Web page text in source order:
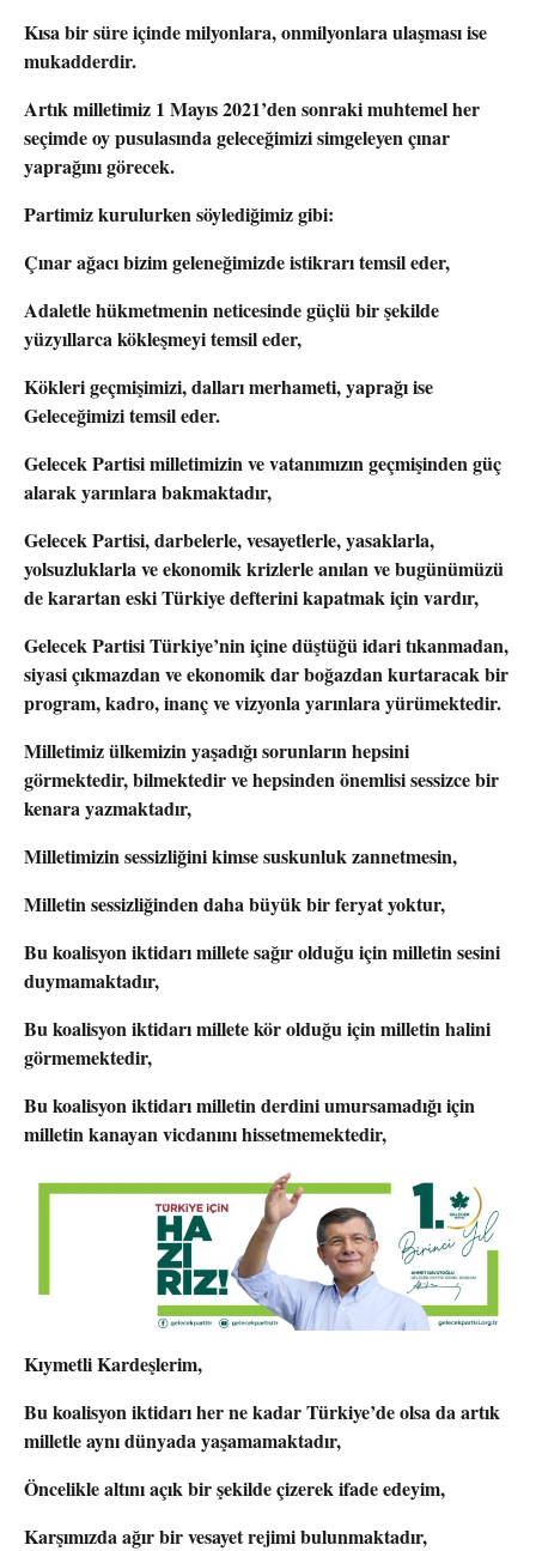
Kısa bir süre içinde milyonlara, onmilyonlara ulaşması ise
mukadderdir.
Artık milletimiz 1 Mayıs 2021’den sonraki muhtemel her
seçimde oy pusulasında geleceğimizi simgeleyen çınar
yaprağını görecek.
Partimiz kurulurken söylediğimiz gibi:
Çınar ağacı bizim geleneğimizde istikrarı temsil eder,
Adaletle hükmetmenin neticesinde güçlü bir şekilde
yüzyıllarca kökleşmeyi temsil eder,
Kökleri geçmişimizi, dalları merhameti, yaprağı ise
Geleceğimizi temsil eder.
Gelecek Partisi milletimizin ve vatanımızın geçmişinden güç
alarak yarınlara bakmaktadır,
Gelecek Partisi, darbelerle, vesayetlerle, yasaklarla,
yolsuzluklarla ve ekonomik krizlerle anılan ve bugünümüzü
de karartan eski Türkiye defterini kapatmak için vardır,
Gelecek Partisi Türkiye’nin içine düştüğü idari tıkanmadan,
siyasi çıkmazdan ve ekonomik dar boğazdan kurtaracak bir
program, kadro, inanç ve vizyonla yarınlara yürümektedir.
Milletimiz ülkemizin yaşadığı sorunların hepsini
görmektedir, bilmektedir ve hepsinden önemlisi sessizce bir
kenara yazmaktadır,
Milletimizin sessizliğini kimse suskunluk zannetmesin,
Milletin sessizliğinden daha büyük bir feryat yoktur,
Bu koalisyon iktidarı millete sağır olduğu için milletin sesini
duymamaktadır,
Bu koalisyon iktidarı millete kör olduğu için milletin halini
görmemektedir,
Bu koalisyon iktidarı milletin derdini umursamadığı için
milletin kanayan vicdanını hissetmemektedir,
Kıymetli Kardeşlerim,
Bu koalisyon iktidarı her ne kadar Türkiye’de olsa da artık
milletle aynı dünyada yaşamamaktadır,
Öncelikle altını açık bir şekilde çizerek ifade edeyim,
Karşımızda ağır bir vesayet rejimi bulunmaktadır,